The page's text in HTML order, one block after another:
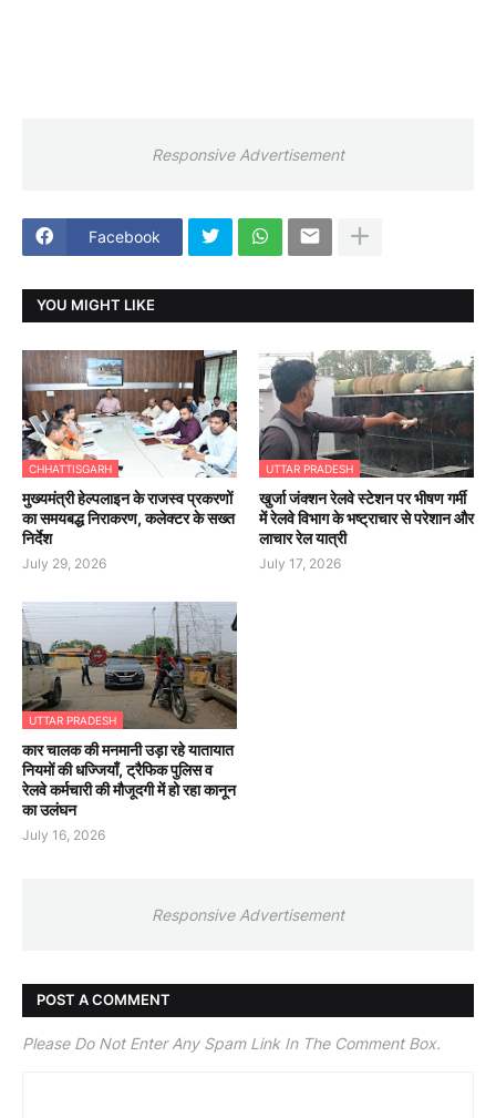
Responsive Advertisement
Facebook
YOU MIGHT LIKE
CHHATTISGARH
मुख्यमंत्री हेल्पलाइन के राजस्व प्रकरणों
का समयबद्ध निराकरण, कलेक्टर के सख्त
निर्देश
July 29, 2026
UTTAR PRADESH
खुर्जा जंक्शन रेलवे स्टेशन पर भीषण गर्मी
में रेलवे विभाग के भष्ट्राचार से परेशान और
लाचार रेल यात्री
July 17, 2026
UTTAR PRADESH
कार चालक की मनमानी उड़ा रहे यातायात
नियमों की धज्जियाँ, ट्रैफिक पुलिस व
रेलवे कर्मचारी की मौजूदगी में हो रहा कानून
का उलंघन
July 16, 2026
Responsive Advertisement
POST A COMMENT
Please Do Not Enter Any Spam Link In The Comment Box.